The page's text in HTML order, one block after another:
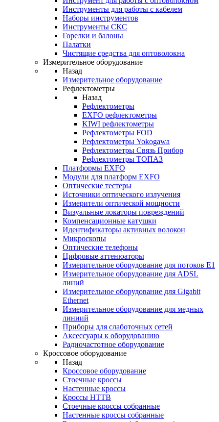
Инструменты для работы с кабелем
Наборы инструментов
Инструменты СКС
Горелки и балоны
Палатки
Чистящие средства для оптоволокна
Измерительное оборудование
Назад
Измерительное оборудование
Рефлектометры
Назад
Рефлектометры
EXFO рефлектометры
KIWI рефлектометры
Рефлектометры FOD
Рефлектометры Yokogawa
Рефлектометры Связь Прибор
Рефлектометры ТОПАЗ
Платформы EXFO
Модули для платформ EXFO
Оптические тестеры
Источники оптического излучения
Измерители оптической мощности
Визуальные локаторы повреждений
Компенсационные катушки
Идентификаторы активных волокон
Микроскопы
Оптические телефоны
Цифровые аттенюаторы
Измерительное оборудование для потоков Е1
Измерительное оборудование для ADSL
линий
Измерительное оборудование для Gigabit
Ethernet
Измерительное оборудование для медных
линиий
Приборы для слаботочных сетей
Аксессуары к оборудованию
Радиочастотное оборудование
Кроссовое оборудование
Назад
Кроссовое оборудование
Стоечные кроссы
Настенные кроссы
Кроссы HTTB
Стоечные кроссы собранные
Настенные кроссы собранные